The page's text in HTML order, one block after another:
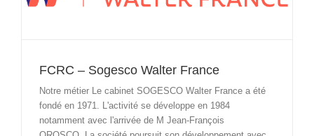
FCRC – Sogesco Walter France
Notre métier Le cabinet SOGESCO Walter France a été
fondé en 1971. L'activité se développe en 1984
notamment avec l'arrivée de M Jean-François